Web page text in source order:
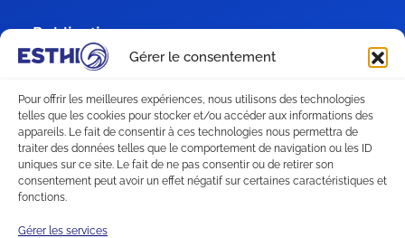
Gérer le consentement
Pour offrir les meilleures expériences, nous utilisons des technologies
telles que les cookies pour stocker et/ou accéder aux informations des
appareils. Le fait de consentir à ces technologies nous permettra de
traiter des données telles que le comportement de navigation ou les ID
uniques sur ce site. Le fait de ne pas consentir ou de retirer son
consentement peut avoir un effet négatif sur certaines caractéristiques et
fonctions.
Gérer les services
Publications
Subventions
Télécharger le catalogue
RGPD